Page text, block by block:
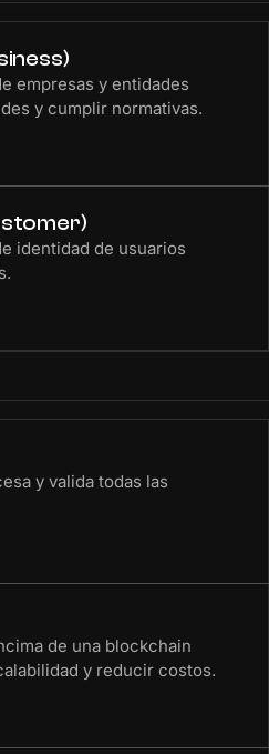
empresas y entidades
y cumplir normativas.
identidad de usuarios
y valida todas las
de una blockchain
y reducir costos.